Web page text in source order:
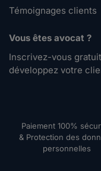
Témoignages clients
Vous êtes avocat ?
Inscrivez-vous
développez votre
Paiement 100%
& Protection des
personnelles